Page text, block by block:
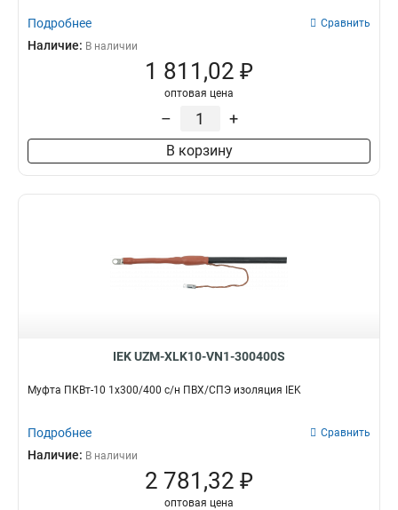
Подробнее Сравнить
Наличие: В наличии
1 811,02 ₽
оптовая цена
– +
В корзину
IEK UZM-XLK10-VN1-300400S
Муфта ПКВт-10 1х300/400 с/н ПВХ/СПЭ изоляция IEK
Подробнее Сравнить
Наличие: В наличии
2 781,32 ₽
оптовая цена